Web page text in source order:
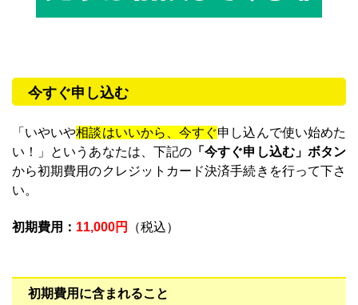
今すぐ申し込む
「いやいや相談はいいから、今すぐ申し込んで使い始めた
い！」というあなたは、下記の 「今すぐ申し込む」ボタン
から初期費用のクレジットカード決済手続きを行って下さ
い。
初期費用： 11,000円 （税込）
初期費用に含まれること